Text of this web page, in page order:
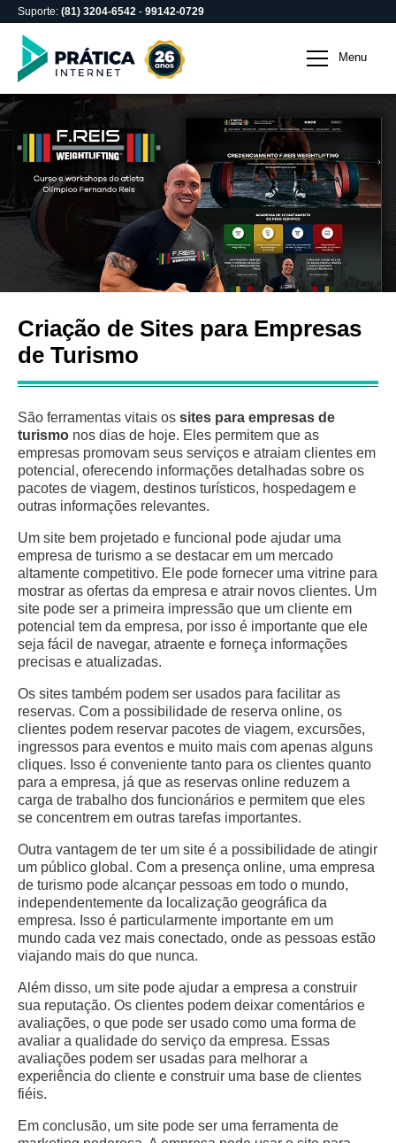
Suporte: (81) 3204-6542 - 99142-0729
Criação de Sites para
Menu
Criação de Sites para Empresas
de Turismo
São ferramentas vitais os sites para empresas de
turismo nos dias de hoje. Eles permitem que as
empresas promovam seus serviços e atraiam clientes em
potencial, oferecendo informações detalhadas sobre os
pacotes de viagem, destinos turísticos, hospedagem e
outras informações relevantes.
Um site bem projetado e funcional pode ajudar uma
empresa de turismo a se destacar em um mercado
altamente competitivo. Ele pode fornecer uma vitrine para
mostrar as ofertas da empresa e atrair novos clientes. Um
site pode ser a primeira impressão que um cliente em
potencial tem da empresa, por isso é importante que ele
seja fácil de navegar, atraente e forneça informações
precisas e atualizadas.
Os sites também podem ser usados para facilitar as
reservas. Com a possibilidade de reserva online, os
clientes podem reservar pacotes de viagem, excursões,
ingressos para eventos e muito mais com apenas alguns
cliques. Isso é conveniente tanto para os clientes quanto
para a empresa, já que as reservas online reduzem a
carga de trabalho dos funcionários e permitem que eles
se concentrem em outras tarefas importantes.
Outra vantagem de ter um site é a possibilidade de atingir
um público global. Com a presença online, uma empresa
de turismo pode alcançar pessoas em todo o mundo,
independentemente da localização geográfica da
empresa. Isso é particularmente importante em um
mundo cada vez mais conectado, onde as pessoas estão
viajando mais do que nunca.
Além disso, um site pode ajudar a empresa a construir
sua reputação. Os clientes podem deixar comentários e
avaliações, o que pode ser usado como uma forma de
avaliar a qualidade do serviço da empresa. Essas
avaliações podem ser usadas para melhorar a
experiência do cliente e construir uma base de clientes
fiéis.
Em conclusão, um site pode ser uma ferramenta de